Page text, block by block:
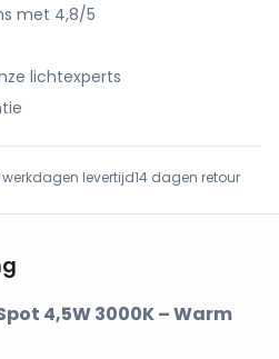
met 4,8/5
lichtexperts
werkdagen levertijd14 dagen retour
Spot 4,5W 3000K – Warm